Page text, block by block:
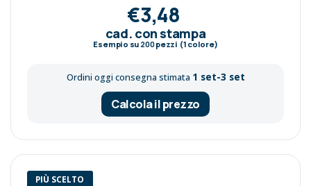
€3,48
cad. con stampa
Esempio su 200pezzi (1 colore)
Ordini oggi consegna stimata 1 set-3 set
Calcola il prezzo
PIÙ SCELTO